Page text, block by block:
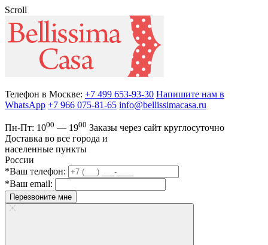
Scroll
Телефон в Москве: +7 499 653-93-30 Напишите нам в
WhatsApp +7 966 075-81-65 info@bellissimacasa.ru
Пн-Пт: 1000 — 1900 Заказы через сайт круглосуточно
Доставка во все города и
населенные пункты
России
*Ваш телефон:
*Ваш email:
Перезвоните мне